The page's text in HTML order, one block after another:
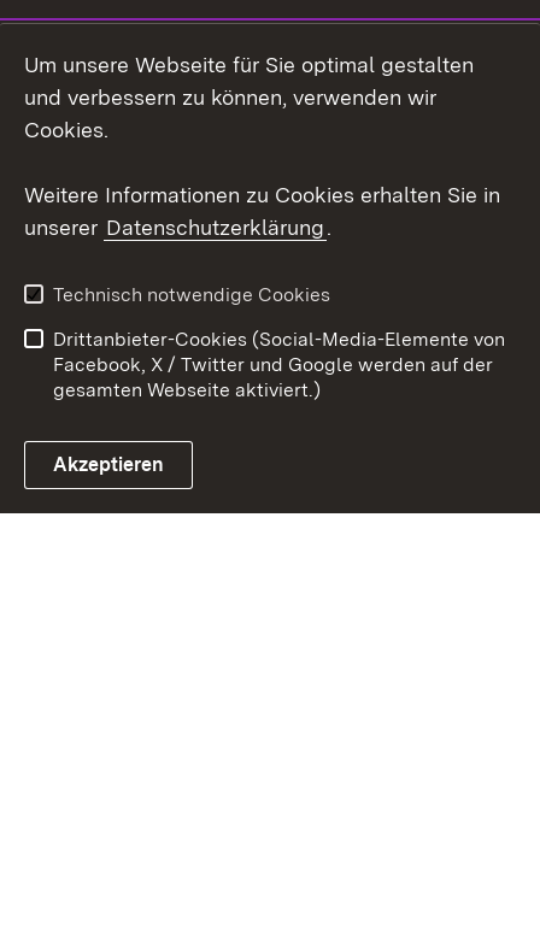
Social Wall
Youtube
Link zum Landesportal
Kontakt
Datenschutz
Barrierefreiheit
Impressum Cookies
Um unsere Webseite für Sie optimal gestalten
und verbessern zu können, verwenden wir
Cookies.
Weitere Informationen zu Cookies erhalten Sie in
unserer Datenschutzerklärung.
Technisch notwendige Cookies
Drittanbieter-Cookies (Social-Media-Elemente von
Facebook, X / Twitter und Google werden auf der
gesamten Webseite aktiviert.)
Akzeptieren